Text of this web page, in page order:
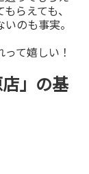
らえても、
のも事実。
て嬉しい！
店」の基